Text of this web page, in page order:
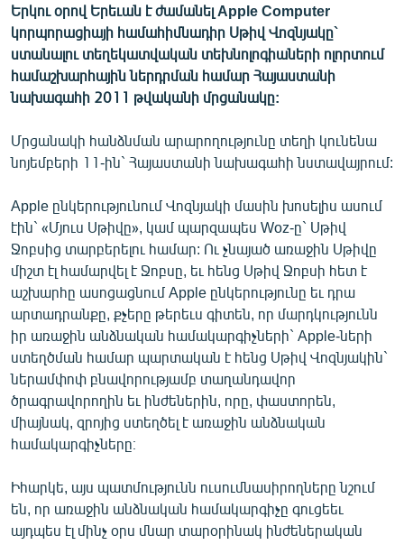
ԱՐԽԻՎ
ՏԵՍԱՆՅՈՒԹԵՐ
ԲԱՆԱՎԵՃ
ՁԳՏԵԼՈՎ ԼԱՎԱԳՈՒՅՆԻՆ
ՓՈԴՔԱՍԹ
English
Русский
ՀԵՏԵՎԵՔ ՄԵԶ
«Ազատության» բոլոր կայքերը
Երկու օրով Երեւան է ժամանել Apple Computer
կորպորացիայի համահիմնադիր Սթիվ Վոզնյակը`
ստանալու տեղեկատվական տեխնոլոգիաների ոլորտում
համաշխարհային ներդրման համար Հայաստանի
նախագահի 2011 թվականի մրցանակը:
Մրցանակի հանձնման արարողությունը տեղի կունենա
նոյեմբերի 11-ին` Հայաստանի նախագահի նստավայրում:
Apple ընկերությունում Վոզնյակի մասին խոսելիս ասում
էին` «Մյուս Սթիվը», կամ պարզապես Woz-ը` Սթիվ
Ջոբսից տարբերելու համար: Ու չնայած առաջին Սթիվը
միշտ էլ համարվել է Ջոբսը, եւ հենց Սթիվ Ջոբսի հետ է
աշխարհը ասոցացնում Apple ընկերությունը եւ դրա
արտադրանքը, քչերը թերեւս գիտեն, որ մարդկությունն
իր առաջին անձնական համակարգիչների` Apple-ների
ստեղծման համար պարտական է հենց Սթիվ Վոզնյակին`
ներամփոփ բնավորությամբ տաղանդավոր
ծրագրավորողին եւ ինժեներին, որը, փաստորեն,
միայնակ, զրոյից ստեղծել է առաջին անձնական
համակարգիչները։
Իհարկե, այս պատմությունն ուսումնասիրողները նշում
են, որ առաջին անձնական համակարգիչը գուցեեւ
այդպես էլ մինչ օրս մնար տարօրինակ ինժեներական